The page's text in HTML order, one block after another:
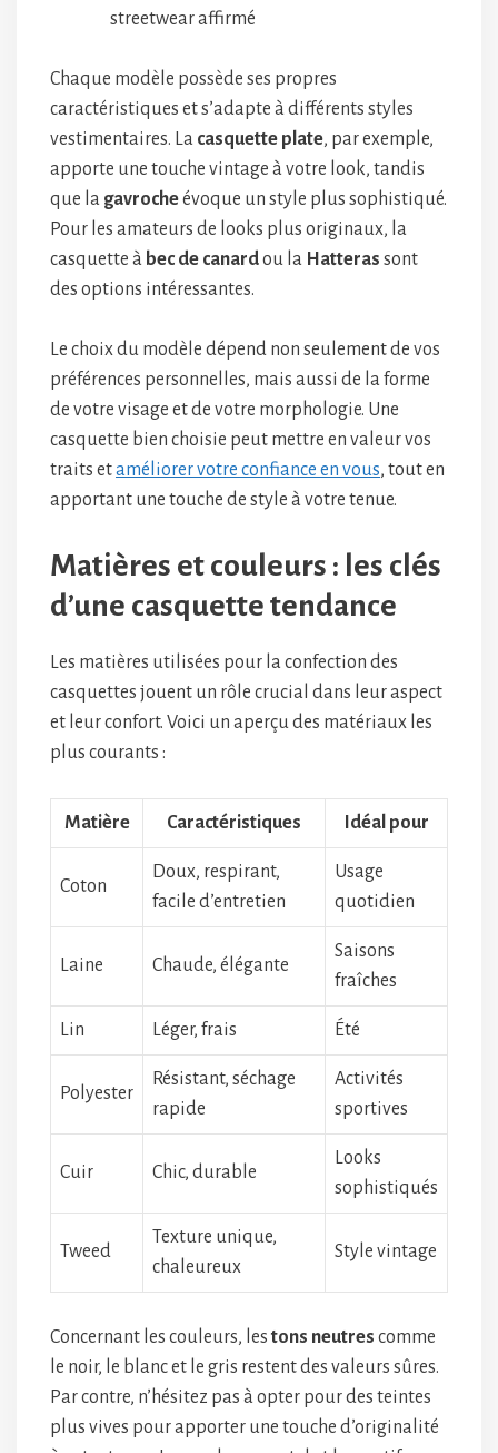
streetwear affirmé
Chaque modèle possède ses propres
caractéristiques et s’adapte à différents styles
vestimentaires. La casquette plate, par exemple,
apporte une touche vintage à votre look, tandis
que la gavrocheévoque un style plus sophistiqué.
Pour les amateurs de looks plus originaux, la
casquette à bec de canardou la Hatteras sont
des options intéressantes.
Le choix du modèle dépend non seulement de vos
préférences personnelles, mais aussi de la forme
de votre visage et de votre morphologie. Une
casquette bien choisie peut mettre en valeur vos
traits etaméliorer votre confiance en vous, tout en
apportant une touche de style à votre tenue.
Matières et couleurs : les clés
d’une casquette tendance
Les matières utilisées pour la confection des
casquettes jouent un rôle crucial dans leur aspect
et leur confort. Voici un aperçu des matériaux les
plus courants :
Matière Caractéristiques Idéal pour
Coton
Doux, respirant,
facile d’entretien
Usage
quotidien
Laine Chaude, élégante
Saisons
fraîches
Lin Léger, frais Été
Polyester
Résistant, séchage
rapide
Activités
sportives
Cuir Chic, durable
Looks
sophistiqués
Tweed
Texture unique,
chaleureux
Style vintage
Concernant les couleurs, les tons neutres comme
le noir, le blanc et le gris restent des valeurs sûres.
Par contre, n’hésitez pas à opter pour des teintes
plus vives pour apporter une touche d’originalité